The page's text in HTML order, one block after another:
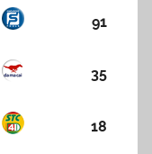
91
35
18